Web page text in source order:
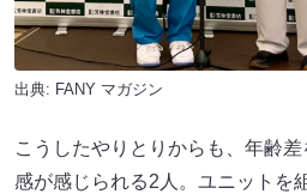
出典: FANY マガジン
こうしたやりとりからも、年齢
感が感じられる2人。ユニットを